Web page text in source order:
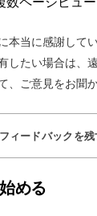
本当に感謝して
したい場合は、
、ご意見をお聞
フィードバックを残
める